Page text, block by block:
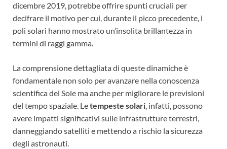
dicembre 2019, potrebbe offrire spunti cruciali per
decifrare il motivo per cui, durante il picco precedente, i
poli solari hanno mostrato un’insolita brillantezza in
termini di raggi gamma.
La comprensione dettagliata di queste dinamiche è
fondamentale non solo per avanzare nella conoscenza
scientifica del Sole ma anche per migliorare le previsioni
del tempo spaziale. Letempeste solari, infatti, possono
avere impatti significativi sulle infrastrutture terrestri,
danneggiando satelliti e mettendo a rischio la sicurezza
degli astronauti.